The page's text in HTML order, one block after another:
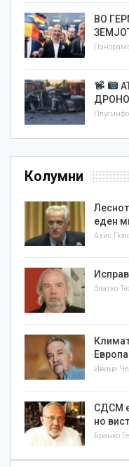
ВО
Плусинфо
Колумни
еден
Азис
Европа
Ивица
СДСМ е
но
Бранко